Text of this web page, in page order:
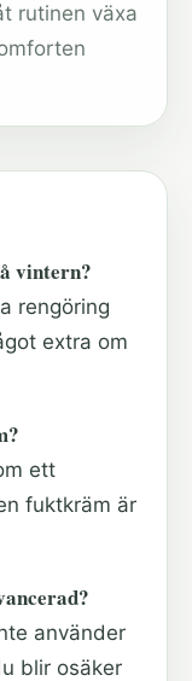
rutinen växa
vintern?
rengöring
extra om
ett
fuktkräm är
använder
blir osäker